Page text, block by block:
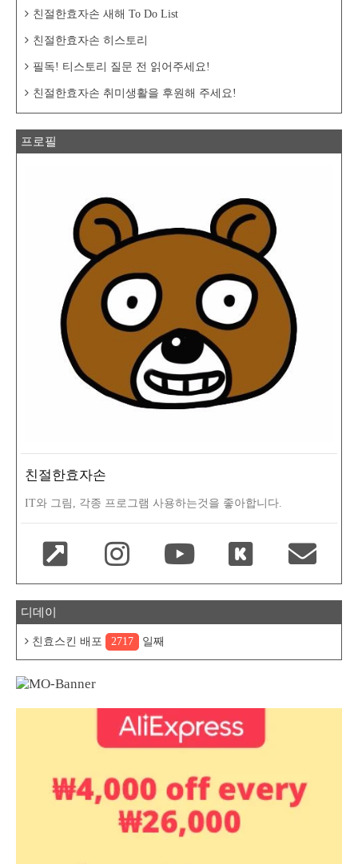
친절한효자손 새해 To Do List
친절한효자손 히스토리
필독! 티스토리 질문 전 읽어주세요!
친절한효자손 취미생활을 후원해 주세요!
프로필
친절한효자손
IT와 그림, 각종 프로그램 사용하는것을 좋아합니다.
디데이
친효스킨 배포 2717 일째